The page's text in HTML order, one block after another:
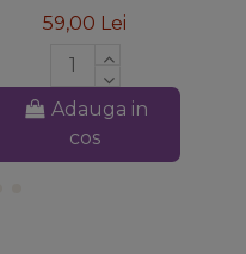
59,00 Lei
Adauga in
cos